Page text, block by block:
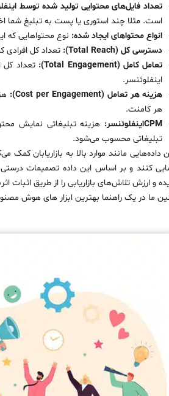
تعداد فایل‌های محتوایی تولید شده توسط
است. مثلا چند استوری یا پست به تبلیغ شما
انواع محتواهای ایجاد شده: نوع محتواهایی که
دسترسی کل (Total Reach):
تعداد کل افرادی
تعامل کامل (Total Engagement):
تعداد
اینفلوئنسر.
هزینه هر تعامل (Cost per Engagement):
هر کامنت.
CPMاینفلوئنسر:
تبلیغاتی محسوب می‌شود.
داده‌هایی مانند موارد بالا به بازاریابان
کنند و بر اساس این داده تصمیمات درستی
و ارزش تلاش‌های بازاریابی را از طریق اثبات
ما در یک راهنما بهترین ابزار های هوش